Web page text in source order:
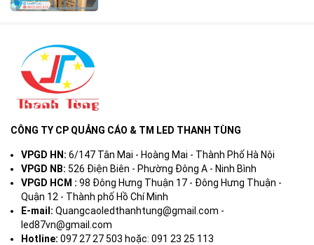
CÔNG TY CP QUẢNG CÁO & TM LED THANH TÙNG
VPGD HN: 6/147 Tân Mai - Hoàng Mai - Thành Phố Hà Nội
VPGD NB: 526 Điện Biên - Phường Đông A - Ninh Bình
VPGD HCM : 98 Đông Hưng Thuận 17 - Đông Hưng Thuận -
Quận 12 - Thành phố Hồ Chí Minh
E-mail: Quangcaoledthanhtung@gmail.com -
led87vn@gmail.com
Hotline: 097 27 27 503 hoặc: 091 23 25 113